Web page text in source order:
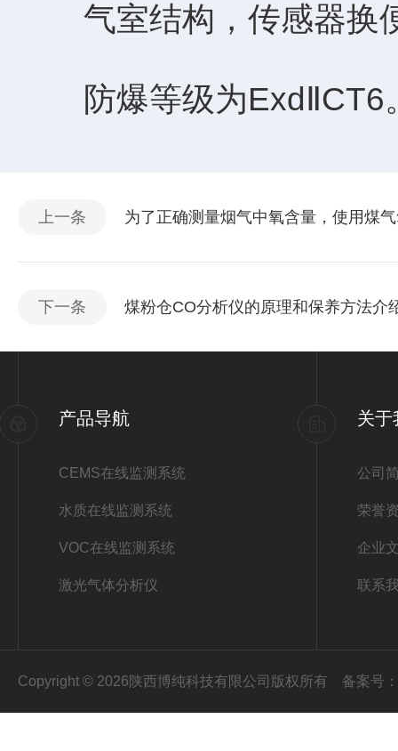
气室结构，传感器换
防爆等级为ExdⅡCT6
上一条 为了正确测量烟气中氧含量，使用煤
下一条 煤粉仓CO分析仪的原理和保养方法介
产品导航
CEMS在线监测系统
水质在线监测系统
VOC在线监测系统
激光气体分析仪
关于
公司
荣誉
企业
联系
Copyright © 2026陕西博纯科技有限公司版权所有 备案号